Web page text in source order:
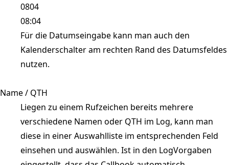
0804
08:04
Für die Datumseingabe kann man auch den
Kalenderschalter am rechten Rand des Datumsfeldes
nutzen.
Name / QTH
Liegen zu einem Rufzeichen bereits mehrere
verschiedene Namen oder QTH im Log, kann man
diese in einer Auswahlliste im entsprechenden Feld
einsehen und auswählen. Ist in den LogVorgaben